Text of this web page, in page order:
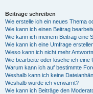
Beiträge schreiben
Wie erstelle ich ein neues Thema
Wie kann ich einen Beitrag
Wie kann ich meinem Beitrag eine
Wie kann ich eine Umfrage
Wieso kann ich nicht mehr
Wie bearbeite oder lösche ich eine
Warum kann ich auf bestimmte
Weshalb kann ich keine
Weshalb wurde ich verwarnt?
Wie kann ich Beiträge den